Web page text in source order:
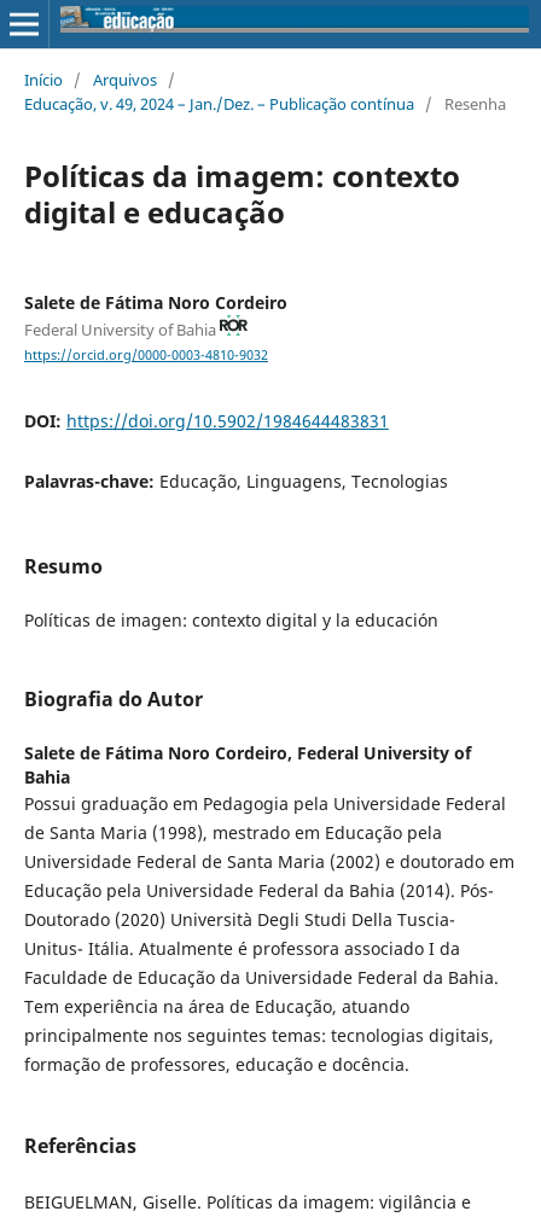
Início / Arquivos /
Educação, v. 49, 2024 – Jan./Dez. – Publicação contínua / Resenha
Políticas da imagem: contexto
digital e educação
Salete de Fátima Noro Cordeiro
Federal University of Bahia
https://orcid.org/0000-0003-4810-9032
DOI: https://doi.org/10.5902/1984644483831
Palavras-chave: Educação, Linguagens, Tecnologias
Resumo
Políticas de imagen: contexto digital y la educación
Biografia do Autor
Salete de Fátima Noro Cordeiro, Federal University of
Bahia
Possui graduação em Pedagogia pela Universidade Federal
de Santa Maria (1998), mestrado em Educação pela
Universidade Federal de Santa Maria (2002) e doutorado em
Educação pela Universidade Federal da Bahia (2014). Pós-
Doutorado (2020) Università Degli Studi Della Tuscia-
Unitus- Itália. Atualmente é professora associado I da
Faculdade de Educação da Universidade Federal da Bahia.
Tem experiência na área de Educação, atuando
principalmente nos seguintes temas: tecnologias digitais,
formação de professores, educação e docência.
Referências
BEIGUELMAN, Giselle. Políticas da imagem: vigilância e